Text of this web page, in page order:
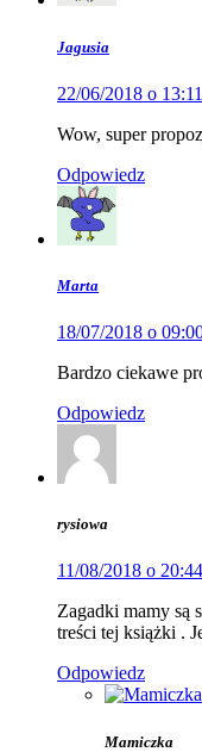
Jagusia
22/06/2018 o 13:11
Wow, super
Odpowiedz
Marta
18/07/2018 o
Bardzo ciekawe
Odpowiedz
rysiowa
11/08/2018 o 20:44
Zagadki mamy są
treści tej książki .
Odpowiedz
Mamiczka